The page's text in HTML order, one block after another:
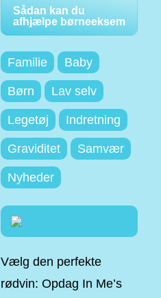
Sådan kan du
afhjælpe børneeksem
Familie Baby
Børn Lav selv
Legetøj Indretning
Graviditet Samvær
Nyheder
Vælg den perfekte
rødvin: Opdag In Me’s